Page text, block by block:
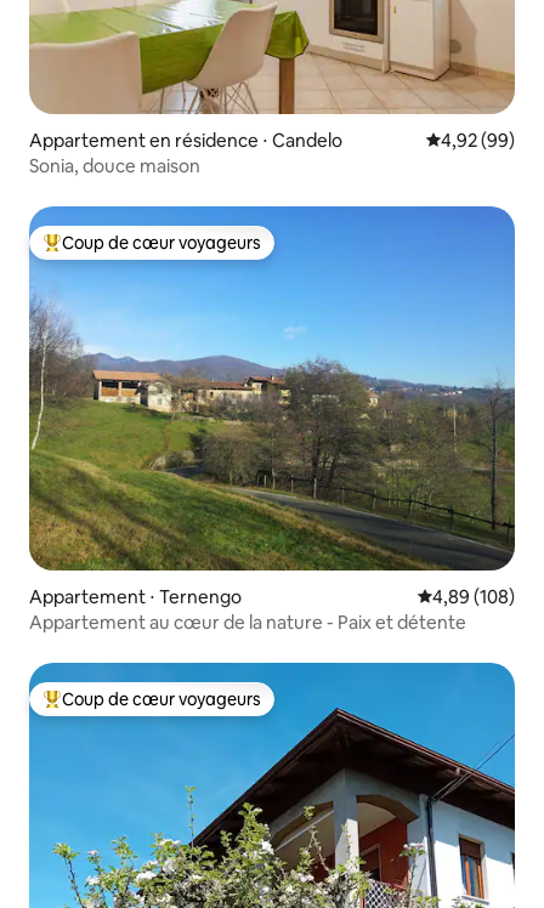
Appartement en résidence ⋅ Candelo Évaluation
4,92 (99)
Sonia, douce maison
Coups de cœur voyageurs les plus appréciés
Coup de cœur voyageurs
Appartement ⋅ Ternengo Évaluation
4,89 (108)
Appartement au cœur de la nature - Paix et détente
Coups de cœur voyageurs les plus appréciés
Coup de cœur voyageurs